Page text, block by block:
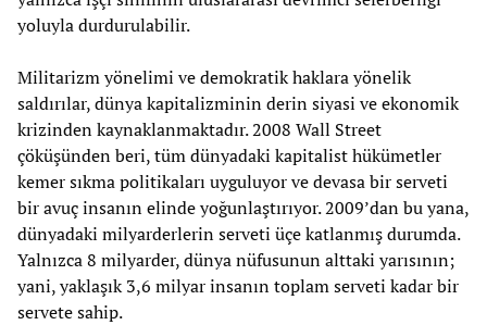
yoluyla durdurulabilir.
Militarizm yönelimi ve demokratik haklara yönelik
saldırılar, dünya kapitalizminin derin siyasi ve ekonomik
krizinden kaynaklanmaktadır. 2008 Wall Street
çöküşünden beri, tüm dünyadaki kapitalist hükümetler
kemer sıkma politikaları uyguluyor ve devasa bir serveti
bir avuç insanın elinde yoğunlaştırıyor. 2009’dan bu yana,
dünyadaki milyarderlerin serveti üçe katlanmış durumda.
Yalnızca 8 milyarder, dünya nüfusunun alttaki yarısının;
yani, yaklaşık 3,6 milyar insanın toplam serveti kadar bir
servete sahip.